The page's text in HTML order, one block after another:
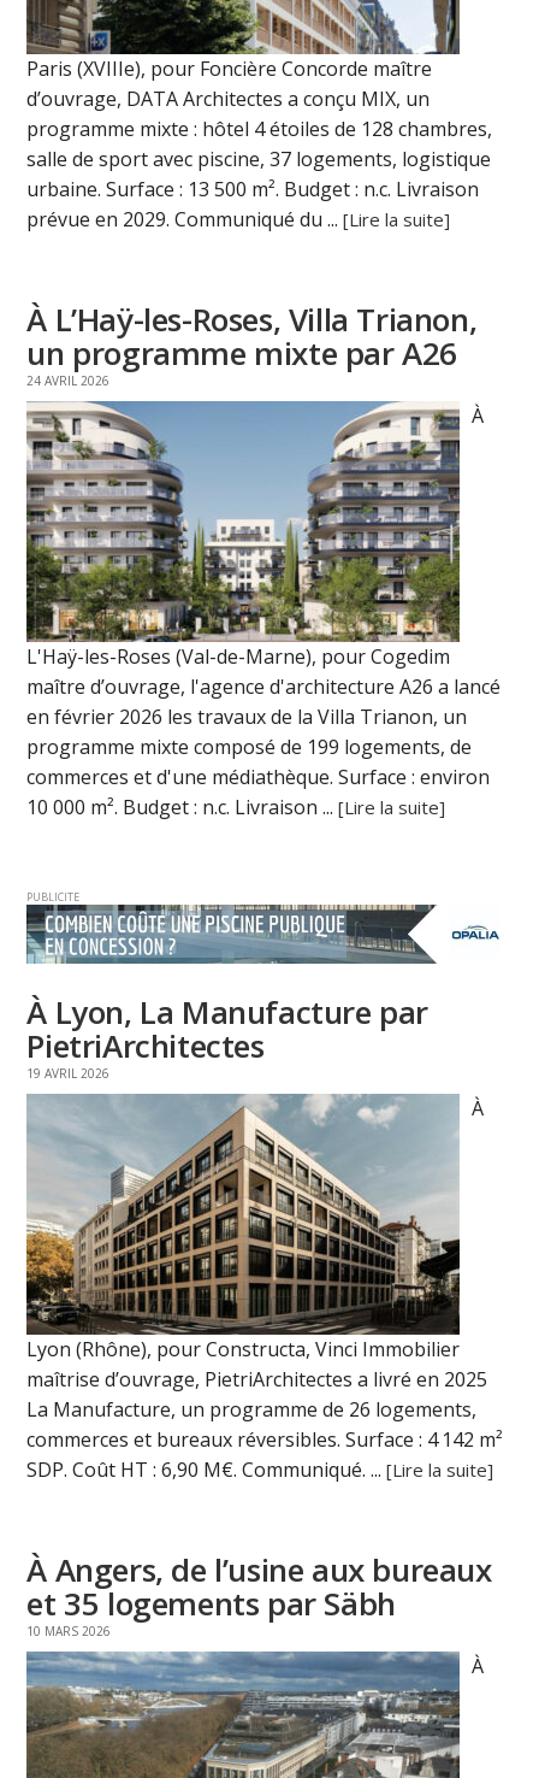
Paris (XVIIIe), pour Foncière Concorde maître
d’ouvrage, DATA Architectes a conçu MIX, un
programme mixte : hôtel 4 étoiles de 128 chambres,
salle de sport avec piscine, 37 logements, logistique
urbaine. Surface : 13 500 m². Budget : n.c. Livraison
prévue en 2029. Communiqué du ...[Lire la suite]
À L’Haÿ-les-Roses, Villa Trianon,
un programme mixte par A26
24 AVRIL 2026
À
L'Haÿ-les-Roses (Val-de-Marne), pour Cogedim
maître d’ouvrage, l'agence d'architecture A26 a lancé
en février 2026 les travaux de la Villa Trianon, un
programme mixte composé de 199 logements, de
commerces et d'une médiathèque. Surface : environ
10 000 m². Budget : n.c. Livraison ...[Lire la suite]
PUBLICITE
À Lyon, La Manufacture par
PietriArchitectes
19 AVRIL 2026
À
Lyon (Rhône), pour Constructa, Vinci Immobilier
maîtrise d’ouvrage, PietriArchitectes a livré en 2025
La Manufacture, un programme de 26 logements,
commerces et bureaux réversibles. Surface : 4 142 m²
SDP. Coût HT : 6,90 M€. Communiqué. ...[Lire la suite]
À Angers, de l’usine aux bureaux
et 35 logements par Säbh
10 MARS 2026
À